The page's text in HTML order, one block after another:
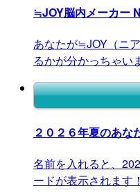
≒JOY脳内メーカー
あなたが≒JOY（ニ
るかが分かっちゃい
２０２６年夏のあな
名前を入れると、
ードが表示されます！